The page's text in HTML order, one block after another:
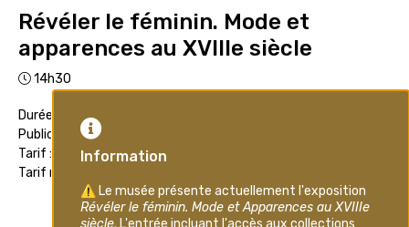
Révéler le féminin. Mode et
apparences au XVIIIe siècle
14h30
Durée : 1h30
Public : Adultes
Tarif : 7€
Tarif réduit : 5€
Événement passé